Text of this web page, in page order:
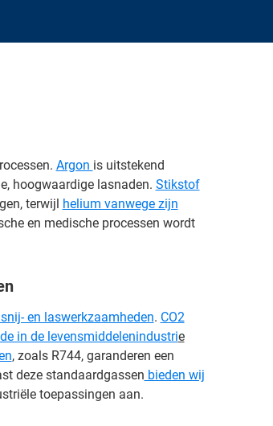
Argon is uitstekend
hoogwaardige lasnaden. Stikstof
terwijl helium vanwege zijn
en medische processen wordt
en laswerkzaamheden. CO2
in de levensmiddelenindustrie
, zoals R744, garanderen een
deze standaardgassen bieden wij
toepassingen aan.